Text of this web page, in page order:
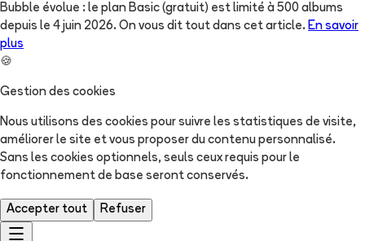
Bubble évolue : le plan Basic (gratuit) est limité à 500 albums
depuis le 4 juin 2026. On vous dit tout dans cet article. En savoir
plus
🍪
Gestion des cookies
Nous utilisons des cookies pour suivre les statistiques de visite,
améliorer le site et vous proposer du contenu personnalisé.
Sans les cookies optionnels, seuls ceux requis pour le
fonctionnement de base seront conservés.
Accepter tout Refuser